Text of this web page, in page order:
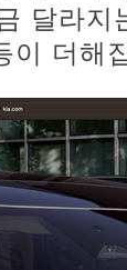
달라지
이 더해